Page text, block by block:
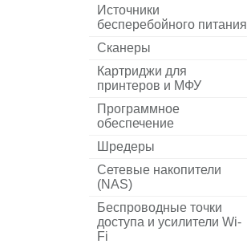
Источники
бесперебойного питания
Сканеры
Картриджи для
принтеров и МФУ
Программное
обеспечение
Шредеры
Сетевые накопители
(NAS)
Беспроводные точки
доступа и усилители Wi-
Fi